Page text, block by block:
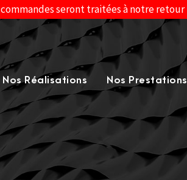
seront traitées à notre retour
Nos Réalisations Nos Prestations